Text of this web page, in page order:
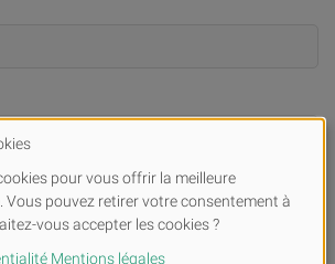
portable (en cas de demandes)*